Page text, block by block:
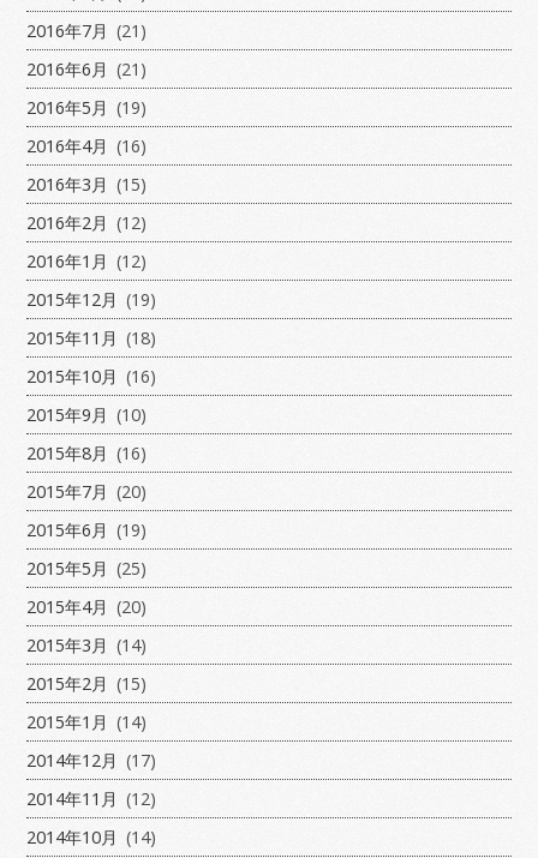
2016年7月 (21)
2016年6月 (21)
2016年5月 (19)
2016年4月 (16)
2016年3月 (15)
2016年2月 (12)
2016年1月 (12)
2015年12月 (19)
2015年11月 (18)
2015年10月 (16)
2015年9月 (10)
2015年8月 (16)
2015年7月 (20)
2015年6月 (19)
2015年5月 (25)
2015年4月 (20)
2015年3月 (14)
2015年2月 (15)
2015年1月 (14)
2014年12月 (17)
2014年11月 (12)
2014年10月 (14)